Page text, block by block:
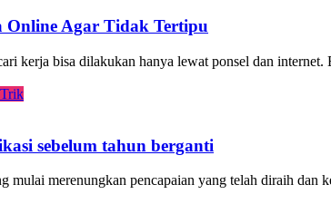
Agar Tidak Tertipu
kerja bisa dilakukan hanya lewat ponsel dan
sebelum tahun berganti
mulai merenungkan pencapaian yang telah diraih